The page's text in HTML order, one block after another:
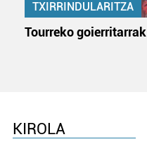
TXIRRINDULARITZA
Tourreko goierritarrak
KIROLA